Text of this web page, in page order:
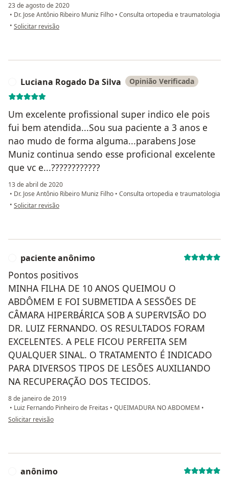
23 de agosto de 2020
• Dr. Jose Antônio Ribeiro Muniz Filho • Consulta ortopedia e traumatologia
• na opinião do utilizador Flavio Coimbra
Solicitar revisão
Luciana Rogado Da Silva Opinião Verificada
Um excelente profissional super indico ele pois
fui bem atendida...Sou sua paciente a 3 anos e
nao mudo de forma alguma...parabens Jose
Muniz continua sendo esse proficional excelente
que vc e...????????????
13 de abril de 2020
• Dr. Jose Antônio Ribeiro Muniz Filho • Consulta ortopedia e traumatologia
• na opinião do utilizador Luciana Rogado Da Silva
Solicitar revisão
paciente anônimo
Pontos positivos
MINHA FILHA DE 10 ANOS QUEIMOU O
ABDÔMEM E FOI SUBMETIDA A SESSÕES DE
CÂMARA HIPERBÁRICA SOB A SUPERVISÃO DO
DR. LUIZ FERNANDO. OS RESULTADOS FORAM
EXCELENTES. A PELE FICOU PERFEITA SEM
QUALQUER SINAL. O TRATAMENTO É INDICADO
PARA DIVERSOS TIPOS DE LESÕES AUXILIANDO
NA RECUPERAÇÃO DOS TECIDOS.
8 de janeiro de 2019
• Luiz Fernando Pinheiro de Freitas • QUEIMADURA NO ABDOMEM •
na opinião do utilizador paciente anônimo
Solicitar revisão
anônimo